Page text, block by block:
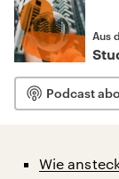
Aus
Podcast
Wie